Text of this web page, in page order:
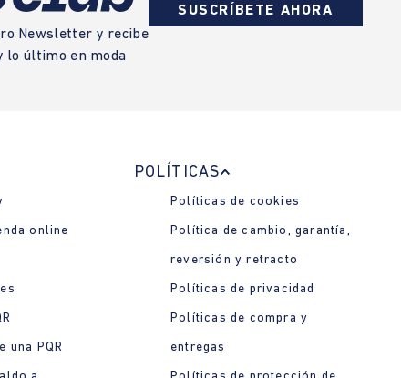
Newsletter y recibe
lo último en moda
SUSCRÍBETE AHORA
online
una PQR
POLÍTICAS
Políticas de cookies
Política de cambio, garantía,
reversión y retracto
Políticas de privacidad
Políticas de compra y
entregas